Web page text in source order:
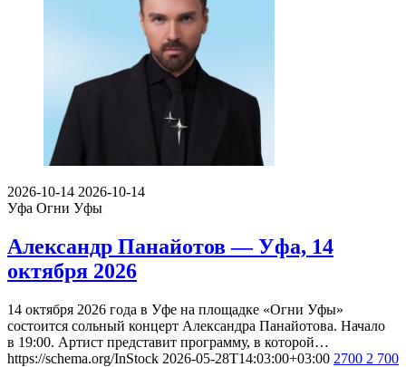
2026-10-14 2026-10-14
Уфа Огни Уфы
Александр Панайотов — Уфа, 14
октября 2026
14 октября 2026 года в Уфе на площадке «Огни Уфы»
состоится сольный концерт Александра Панайотова. Начало
в 19:00. Артист представит программу, в которой…
https://schema.org/InStock 2026-05-28T14:03:00+03:00 2700 2 700